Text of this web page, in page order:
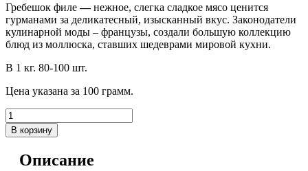
Гребешок филе—нежное, слегка сладкое мясо ценится
гурманами за деликатесный, изысканный вкус. Законодатели
кулинарной моды – французы, создали большую коллекцию
блюд из моллюска, ставших шедеврами мировой кухни.
В 1 кг. 80-100 шт.
Цена указана за 100 грамм.
В корзину
Описание